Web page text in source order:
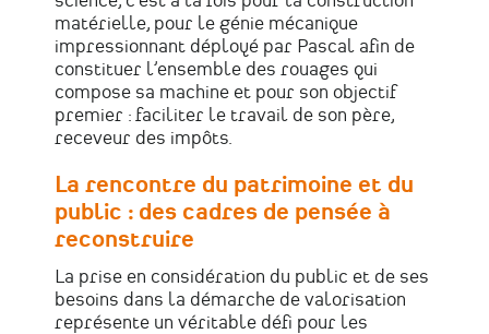
matérielle, pour le génie mécanique
impressionnant déployé par Pascal afin de
constituer l’ensemble des rouages qui
compose sa machine et pour son objectif
premier : faciliter le travail de son père,
receveur des impôts.
La rencontre du patrimoine et du
public : des cadres de pensée à
reconstruire
La prise en considération du public et de ses
besoins dans la démarche de valorisation
représente un véritable défi pour les